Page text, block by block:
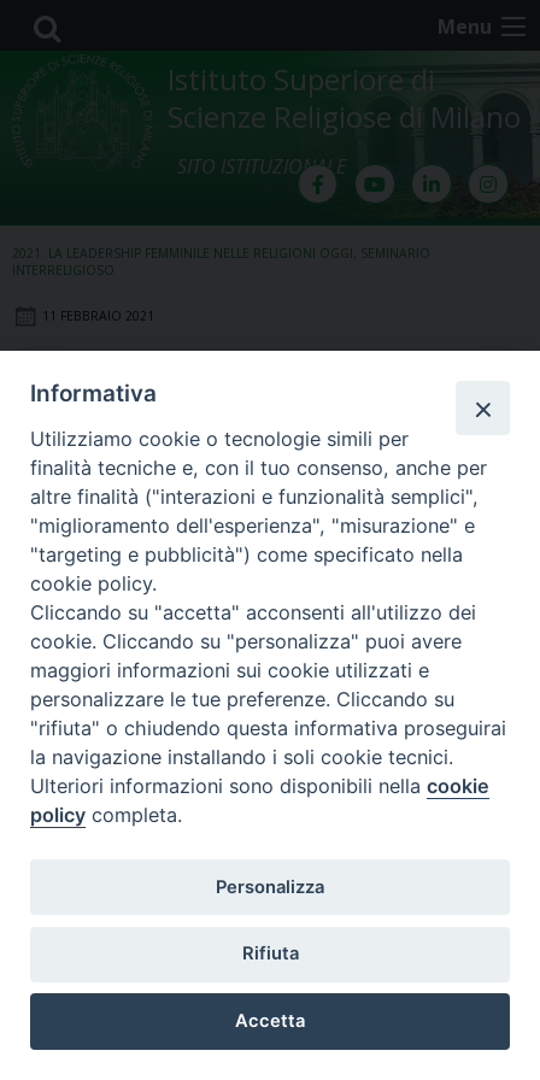
Skip
content
Menu
Istituto Superiore di
Scienze Religiose di Milano
SITO ISTITUZIONALE
2021: LA LEADERSHIP FEMMINILE NELLE RELIGIONI OGGI SEMINARIO
INTERRELIGIOSO
11 FEBBRAIO 2021
Lezione 10 Febbraio 2021
2.Introduzione-psicologica-Prof.ssa-Fusaro
@2022 - Istituto Superiore di Scienze Religiose di Milano, via
Cavalieri del Santo Sepolcro 3 - Milano
Informativa
Utilizziamo cookie o tecnologie simili per
finalità tecniche e, con il tuo consenso, anche per
altre finalità ("interazioni e funzionalità semplici",
"miglioramento dell'esperienza", "misurazione" e
"targeting e pubblicità") come specificato nella
cookie policy.
Cliccando su "accetta" acconsenti all'utilizzo dei
cookie. Cliccando su "personalizza" puoi avere
maggiori informazioni sui cookie utilizzati e
personalizzare le tue preferenze. Cliccando su
"rifiuta" o chiudendo questa informativa proseguirai
la navigazione installando i soli cookie tecnici.
Ulteriori informazioni sono disponibili nellacookie
policy completa.
Personalizza
Rifiuta
Accetta